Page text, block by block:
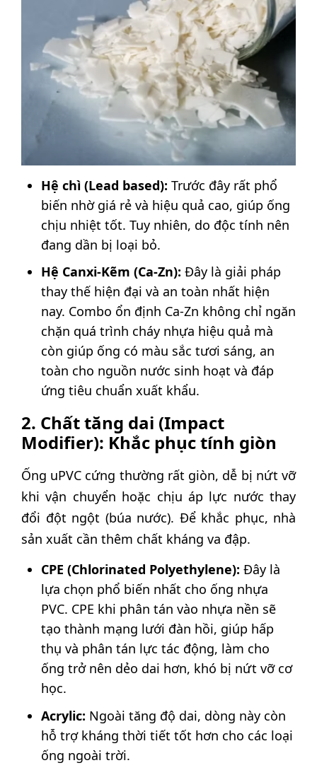
Hệ chì (Lead based): Trước đây rất phổ
biến nhờ giá rẻ và hiệu quả cao, giúp ống
chịu nhiệt tốt. Tuy nhiên, do độc tính nên
đang dần bị loại bỏ.
Hệ Canxi-Kẽm (Ca-Zn): Đây là giải pháp
thay thế hiện đại và an toàn nhất hiện
nay. Combo ổn định Ca-Zn không chỉ ngăn
chặn quá trình cháy nhựa hiệu quả mà
còn giúp ống có màu sắc tươi sáng, an
toàn cho nguồn nước sinh hoạt và đáp
ứng tiêu chuẩn xuất khẩu.
2. Chất tăng dai (Impact
Modifier): Khắc phục tính giòn
Ống uPVC cứng thường rất giòn, dễ bị nứt vỡ
khi vận chuyển hoặc chịu áp lực nước thay
đổi đột ngột (búa nước). Để khắc phục, nhà
sản xuất cần thêm chất kháng va đập.
CPE (Chlorinated Polyethylene): Đây là
lựa chọn phổ biến nhất cho ống nhựa
PVC. CPE khi phân tán vào nhựa nền sẽ
tạo thành mạng lưới đàn hồi, giúp hấp
thụ và phân tán lực tác động, làm cho
ống trở nên dẻo dai hơn, khó bị nứt vỡ cơ
học.
Acrylic: Ngoài tăng độ dai, dòng này còn
hỗ trợ kháng thời tiết tốt hơn cho các loại
ống ngoài trời.